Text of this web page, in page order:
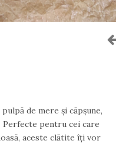
de mere și căpșune,
Perfecte pentru cei care
aceste clătite îți vor